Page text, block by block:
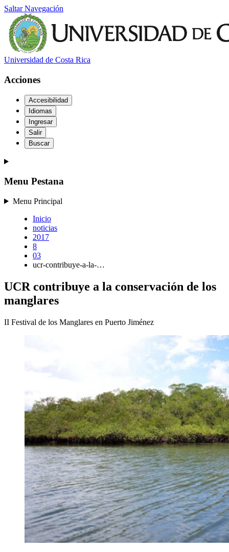
Saltar Navegación
Universidad de Costa Rica
Acciones
Accesibilidad
Idiomas
Ingresar
Salir
Buscar
Menu Pestana
Menu Principal
Inicio
noticias
2017
8
03
ucr-contribuye-a-la-…
UCR contribuye a la conservación de los
manglares
II Festival de los Manglares en Puerto Jiménez